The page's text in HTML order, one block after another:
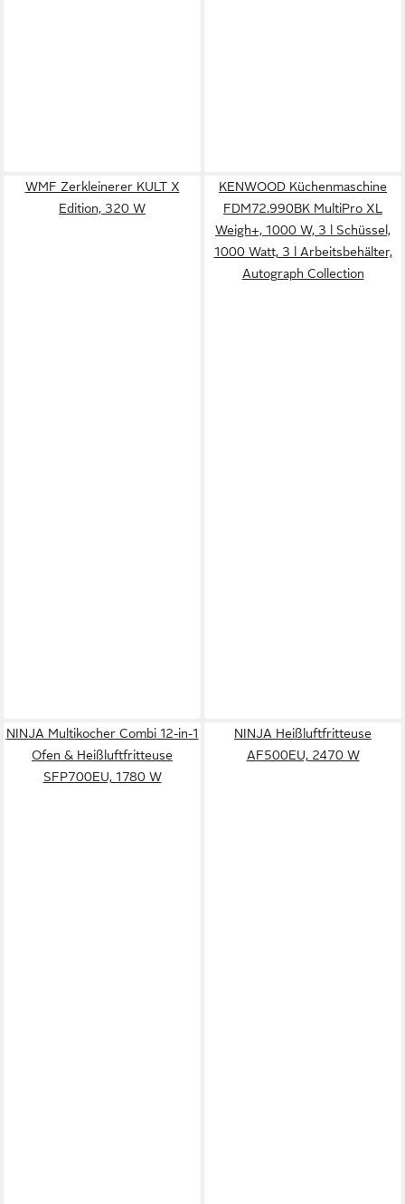
WMF Zerkleinerer KULT X
Edition, 320 W
KENWOOD Küchenmaschine
FDM72.990BK MultiPro XL
Weigh+, 1000 W, 3 l Schüssel,
1000 Watt, 3 l Arbeitsbehälter,
Autograph Collection
NINJA Multikocher Combi 12-in-1
Ofen & Heißluftfritteuse
SFP700EU, 1780 W
NINJA Heißluftfritteuse
AF500EU, 2470 W